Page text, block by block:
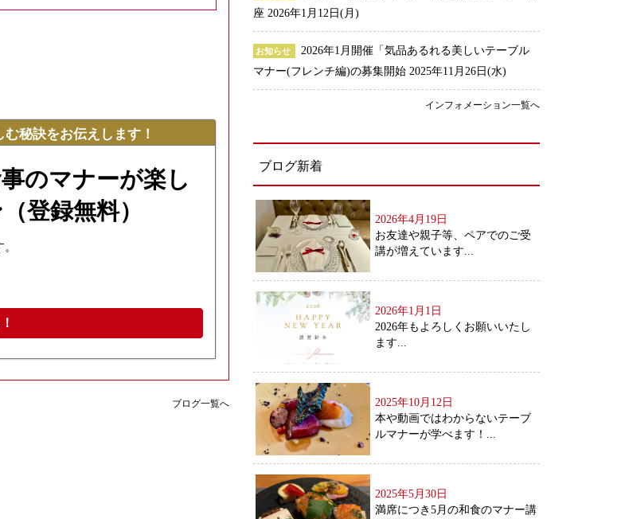
秘訣をお伝えします！
のマナーが楽し
登録無料）
ブログ一覧へ
座 2026年1月12日(月)
お知らせ
2026年1月開催「気品あるれる美しいテーブル
マナー(フレンチ編)の募集開始 2025年11月26日(水)
インフォメーション一覧へ
ブログ新着
2026年4月19日
お友達や親子等、ペアでのご受
講が増えています...
2026年1月1日
2026年もよろしくお願いいたし
ます...
2025年10月12日
本や動画ではわからないテーブ
ルマナーが学べます！...
2025年5月30日
満席につき5月の和食のマナー講